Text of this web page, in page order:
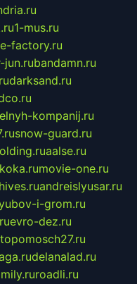
1-mus.ru
factory.ru
jun.rubandamn.ru
darksand.ru
kompanij.ru
snow-guard.ru
aalse.ru
movie-one.ru
andreislyusar.ru
i-grom.ru
evro-dez.ru
delanalad.ru
roadli.ru